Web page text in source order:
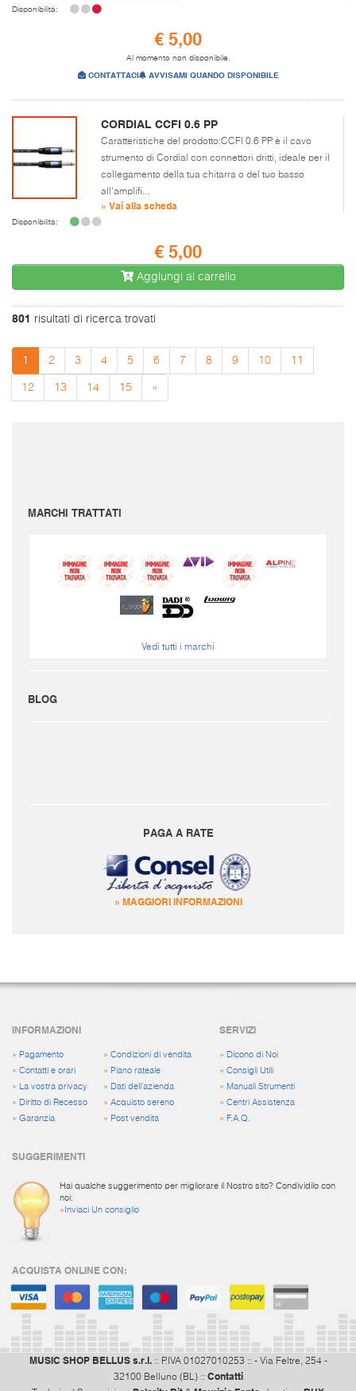
Disponibilità:
€ 5,00
Al momento non disponibile.
CONTATTACI AVVISAMI QUANDO DISPONIBILE
CORDIAL CCFI 0.6 PP
Caratteristiche del prodotto:CCFI 0.6 PP è il cavo
strumento di Cordial con connettori dritti, ideale per il
collegamento della tua chitarra o del tuo basso
all'amplifi...
» Vai alla scheda
Disponibilità:
€ 5,00
Aggiungi al carrello
801 risultati di ricerca trovati
1 2 3 4 5 6 7 8 9 10 11
12 13 14 15 »
MARCHI TRATTATI
Vedi tutti i marchi
BLOG
PAGA A RATE
» MAGGIORI INFORMAZIONI
INFORMAZIONI
» Pagamento
» Contatti e orari
»
La vostra privacy
» Diritto di Recesso
» Garanzia
» Condizioni di vendita
» Piano rateale
» Dati dell'azienda
» Acquisto sereno
» Post vendita
SERVIZI
» Dicono di Noi
»Consigli Utili
» Manuali Strumenti
»Centri Assistenza
» F.A.Q.
SUGGERIMENTI
Hai qualche suggerimento per migliorare il Nostro sito? Condividilo con
noi:
» Inviaci Un consiglio
ACQUISTA ONLINE CON:
MUSIC SHOP BELLUS s.r.l.:: P.IVA 01027010253 :: - Via Feltre, 254 -
32100 Belluno (BL) :: Contatti